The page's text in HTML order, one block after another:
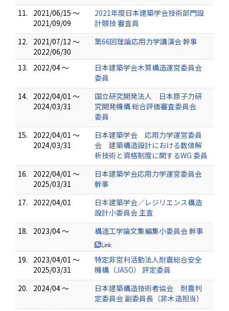
11.
2021/06/15 ～
2021/09/09
2021年度日本建築学会技術部門設
計競技 審査員
12.
2021/07/12 ～
2022/06/30
第66回理論応用力学講演会 幹事
13. 2022/04 ～
日本建築学会木質構造運営委員会
委員
14.
2022/04/01 ～
2024/03/31
国立研究開発法人 日本原子力研
究開発機構 総合評価審査委員会
委員
15.
2022/04/01 ～
2024/03/31
日本建築学会 応用力学運営委員
会 建築構造設計における数値解
析技術と資格制度に関するWG 委員
16.
2022/04/01 ～
2025/03/31
日本建築学会応用力学運営委員会
幹事
17.
2022/04/01
日本建築学会／レジリエンス構造
設計小委員会 主査
18.
2023/04 ～ 構造工学論文集編集小委員会 幹事
19.
2023/04/01 ～
2025/03/31
特定非営利活動法人耐震総合安全
機構（JASO） 評定委員
20.
2024/04 ～
日本建築構造技術者協会 耐震判
定委員会 副委員長（非木造担当）